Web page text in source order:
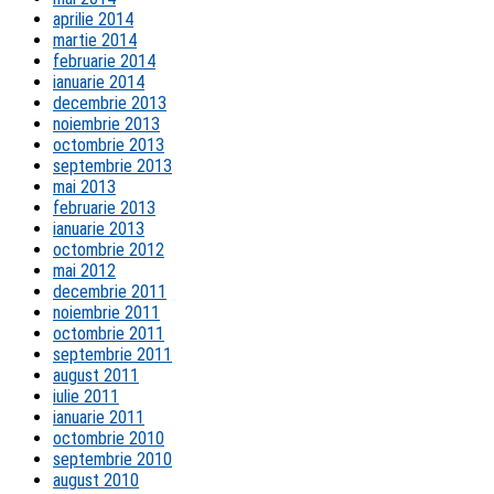
aprilie 2014
martie 2014
februarie 2014
ianuarie 2014
decembrie 2013
noiembrie 2013
octombrie 2013
septembrie 2013
mai 2013
februarie 2013
ianuarie 2013
octombrie 2012
mai 2012
decembrie 2011
noiembrie 2011
octombrie 2011
septembrie 2011
august 2011
iulie 2011
ianuarie 2011
octombrie 2010
septembrie 2010
august 2010